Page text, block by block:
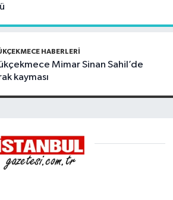
HABERLERI
Mimar Sinan Sahil’de
kayması